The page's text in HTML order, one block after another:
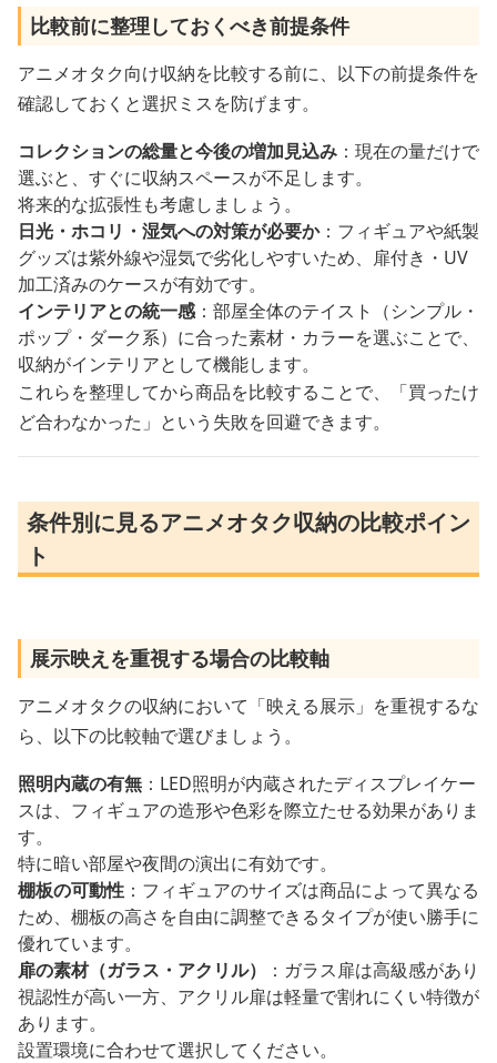
比較前に整理しておくべき前提条件
アニメオタク向け収納を比較する前に、以下の前提条件を
確認しておくと選択ミスを防げます。
コレクションの総量と今後の増加見込み ：現在の量だけで
選ぶと、すぐに収納スペースが不足します。
将来的な拡張性も考慮しましょう。
日光・ホコリ・湿気への対策が必要か：フィギュアや紙製
グッズは紫外線や湿気で劣化しやすいため、扉付き・UV
加工済みのケースが有効です。
インテリアとの統一感：部屋全体のテイスト（シンプル・
ポップ・ダーク系）に合った素材・カラーを選ぶことで、
収納がインテリアとして機能します。
これらを整理してから商品を比較することで、「買ったけ
ど合わなかった」という失敗を回避できます。
条件別に見るアニメオタク収納の比較ポイン
ト
展示映えを重視する場合の比較軸
アニメオタクの収納において「映える展示」を重視するな
ら、以下の比較軸で選びましょう。
照明内蔵の有無 ：LED照明が内蔵されたディスプレイケー
スは、フィギュアの造形や色彩を際立たせる効果がありま
す。
特に暗い部屋や夜間の演出に有効です。
棚板の可動性 ：フィギュアのサイズは商品によって異なる
ため、棚板の高さを自由に調整できるタイプが使い勝手に
優れています。
扉の素材（ガラス・アクリル）
：ガラス扉は高級感があり
視認性が高い一方、アクリル扉は軽量で割れにくい特徴が
あります。
設置環境に合わせて選択してください。